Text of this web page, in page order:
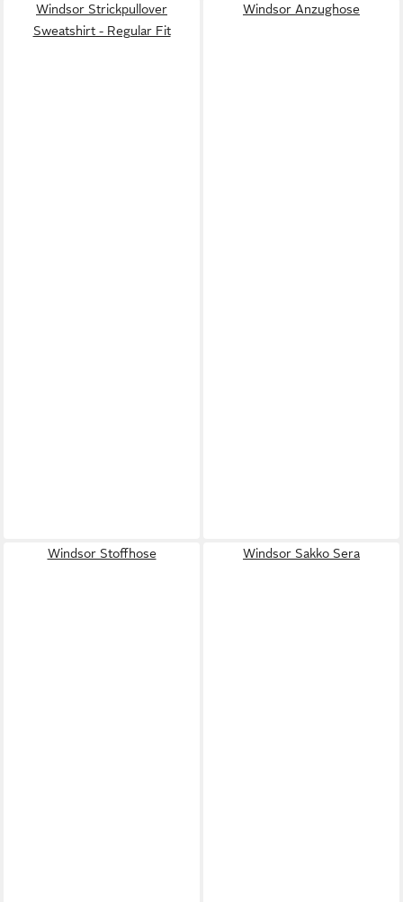
Windsor Strickpullover
Sweatshirt - Regular Fit
Windsor Anzughose
Windsor Stoffhose Windsor Sakko Sera